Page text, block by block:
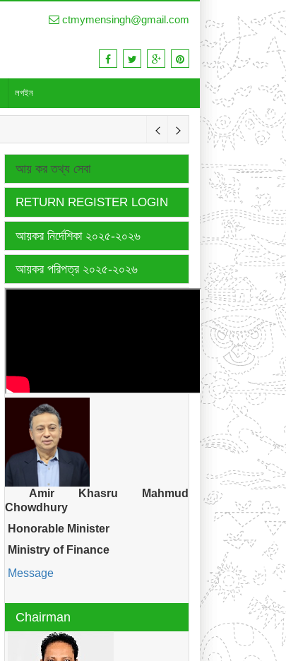
ctmymensingh@gmail.com
লগইন
আয় কর তথ্য সেবা
RETURN REGISTER LOGIN
আয়কর নির্দেশিকা ২০২৫-২০২৬
আয়কর পরিপত্র ২০২৫-২০২৬
Amir Khasru Mahmud
Chowdhury
Honorable Minister
Ministry of Finance
Message
Chairman